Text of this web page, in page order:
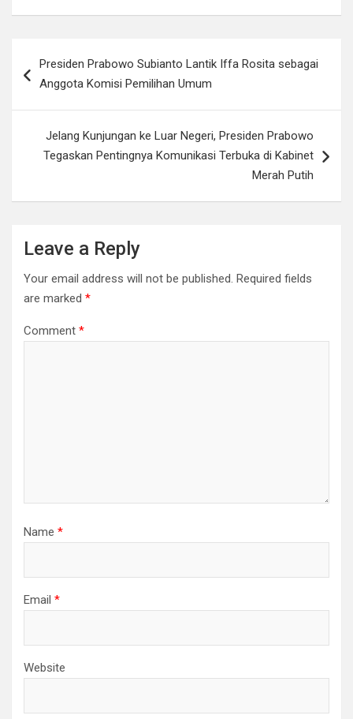
navigation
Presiden Prabowo Subianto Lantik Iffa Rosita sebagai
Anggota Komisi Pemilihan Umum
Jelang Kunjungan ke Luar Negeri, Presiden Prabowo
Tegaskan Pentingnya Komunikasi Terbuka di Kabinet
Merah Putih
Leave a Reply
Your email address will not be published. Required fields
are marked *
Comment *
Name *
Email *
Website